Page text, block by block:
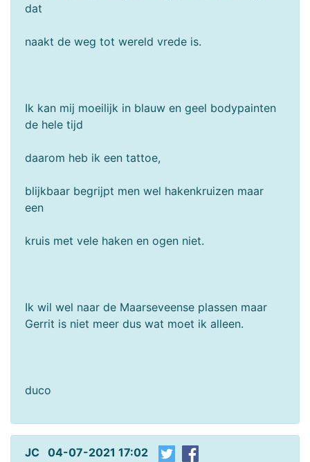
dat
naakt de weg tot wereld vrede is.
Ik kan mij moeilijk in blauw en geel bodypainten
de hele tijd
daarom heb ik een tattoe,
blijkbaar begrijpt men wel hakenkruizen maar
een
kruis met vele haken en ogen niet.
Ik wil wel naar de Maarseveense plassen maar
Gerrit is niet meer dus wat moet ik alleen.
duco
JC 04-07-2021 17:02